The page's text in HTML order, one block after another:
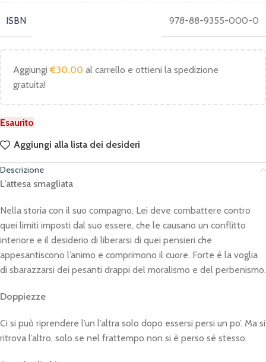
ISBN 978-88-9355-000-0
Aggiungi€30.00 al carrello e ottieni la spedizione
gratuita!
Esaurito
Aggiungi alla lista dei desideri
Descrizione
L’attesa smagliata
Nella storia con il suo compagno, Lei deve combattere contro
quei limiti imposti dal suo essere, che le causano un conflitto
interiore e il desiderio di liberarsi di quei pensieri che
appesantiscono l’animo e comprimono il cuore. Forte è la voglia
di sbarazzarsi dei pesanti drappi del moralismo e del perbenismo.
Doppiezze
Ci si può riprendere l’un l’altra solo dopo essersi persi un po’. Ma si
ritrova l’altro, solo se nel frattempo non si è perso sé stesso.